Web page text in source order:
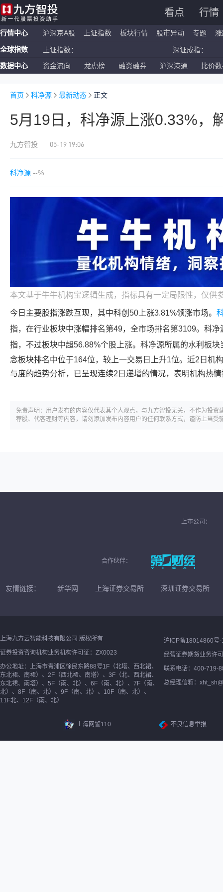
看点 行情
行情中心 沪深京A股 上证指数 板块行情 股市异动 专题
全球指数 上证指数： 深证成指：
恒生指数： 国企指数：
数据中心 资金流向 龙虎榜 融资融券 沪深港通 比价
首页 科净源 最新动态 正文
5月19日，科净源上涨0.33%，
九方智投 05-19 19:06
科净源 --%
本文基于牛牛机构宝逻辑生成，指标具有一定局限性，仅供
今日主要股指涨跌互现，其中科创50上涨3.81%领涨市场。
指，在行业板块中涨幅排名第49，全市场排名第3109。 科净
指，不过板块中超56.88%个股上涨。 科净源所属的水利板块
念板块排名中位于164位，较上一交易日上升1位。近2日机
与度的趋势分析，已呈现连续2日递增的情况，表明机构热
免责声明：用户发布的内容仅代表其个人观点，与九方智投无关，不作为投
荐股、代客理财等内容，请勿添加发布内容用户的任何联系方式，谨防上当受
上市公司：
合作伙伴：
友情链接： 新华网 上海证券交易所 深圳证券交易所
上海九方云智能科技有限公司 版权所有
证券投资咨询机构业务机构许可证：ZX0023
办公地址：上海市青浦区徐民东路88号1F（北塔、西北裙、
东北裙、南裙）、2F（西北裙、南塔）、3F（北、西北裙、
东北裙、南塔）、5F（南、北）、6F（南、北）、7F（南、
北）、8F（南、北）、9F（南、北）、10F（南、北）、
11F北、12F（南、北）
沪ICP备18014860号-
经营证券期货业务许
联系电话：400-719-
总经理信箱：
上海网警110 不良信息举报